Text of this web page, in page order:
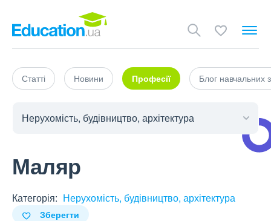
Статті Новини Професії Блог навчальних
Маляр
Категорія: Нерухомість, будівництво, архітектура
Зберегти